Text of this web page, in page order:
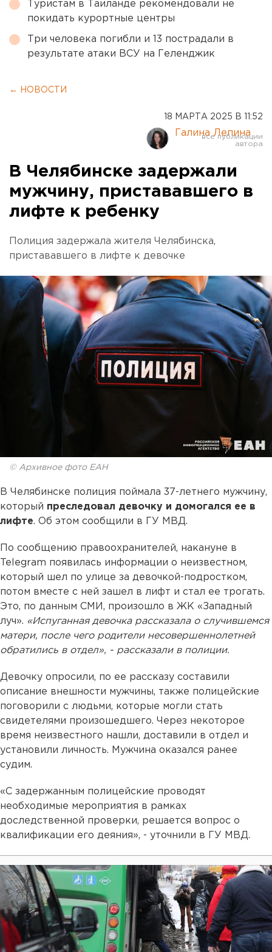
Туристам в Таиланде рекомендовали не
покидать курортные центры
Три человека погибли и 13 пострадали в
результате атаки ВСУ на Геленджик
← НОВОСТИ
18 МАРТА 2025 В 11:52
Галина Лепина
В Челябинске задержали
мужчину, пристававшего в
лифте к ребенку
Полиция задержала жителя Челябинска,
пристававшего в лифте к девочке
© Архивное фото ЕАН
В Челябинске полиция поймала 37-летнего мужчину,
который преследовал девочку и домогался ее в
лифте. Об этом сообщили в ГУ МВД.
По сообщению правоохранителей, накануне в
Telegram появилась информации о неизвестном,
который шел по улице за девочкой-подростком,
потом вместе с ней зашел в лифт и стал ее трогать.
Это, по данным СМИ, произошло в ЖК «Западный
луч». «Испуганная девочка рассказала о случившемся
матери, после чего родители несовершеннолетней
обратились в отдел», - рассказали в полиции.
Девочку опросили, по ее рассказу составили
описание внешности мужчины, также полицейские
поговорили с людьми, которые могли стать
свидетелями произошедшего. Через некоторое
время неизвестного нашли, доставили в отдел и
установили личность. Мужчина оказался ранее
судим.
«С задержанным полицейские проводят
необходимые мероприятия в рамках
доследственной проверки, решается вопрос о
квалификации его деяния», - уточнили в ГУ МВД.